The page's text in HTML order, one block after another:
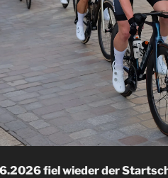
fiel wieder der